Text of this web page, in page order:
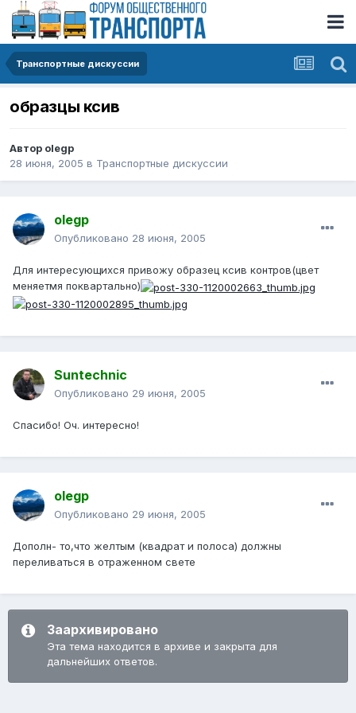
Транспортные дискуссии
образцы ксив
Автор olegp
28 июня, 2005 в Транспортные дискуссии
olegp
Опубликовано 28 июня, 2005
Для интересующихся привожу образец ксив контров(цвет
меняетмя поквартально)
Suntechnic
Опубликовано 29 июня, 2005
Спасибо! Оч. интересно!
olegp
Опубликовано 29 июня, 2005
Дополн- то,что желтым (квадрат и полоса) должны
переливаться в отраженном свете
Заархивировано
Эта тема находится в архиве и закрыта для
дальнейших ответов.